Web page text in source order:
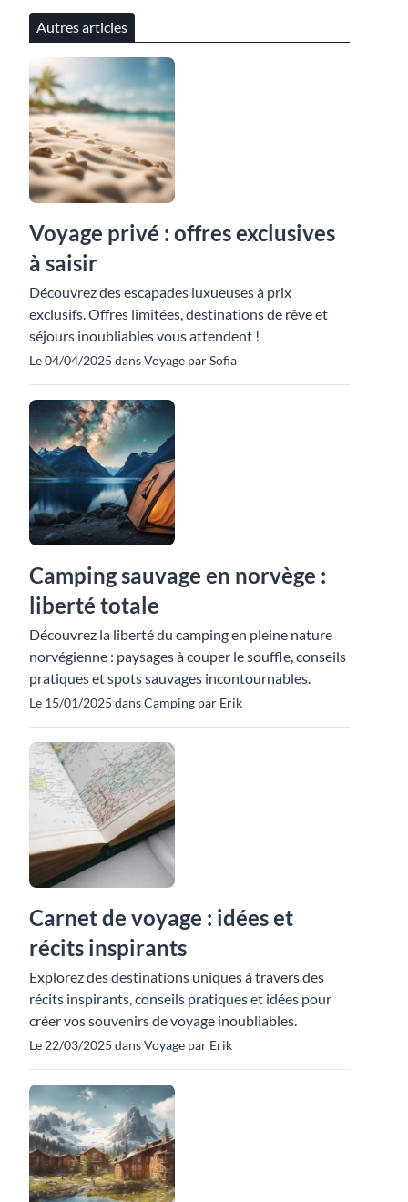
Autres articles
Voyage privé : offres exclusives
à saisir
Découvrez des escapades luxueuses à prix
exclusifs. Offres limitées, destinations de rêve et
séjours inoubliables vous attendent !
Le 04/04/2025 dans Voyage par Sofia
Camping sauvage en norvège :
liberté totale
Découvrez la liberté du camping en pleine nature
norvégienne : paysages à couper le souffle, conseils
pratiques et spots sauvages incontournables.
Le 15/01/2025 dans Camping par Erik
Carnet de voyage : idées et
récits inspirants
Explorez des destinations uniques à travers des
récits inspirants, conseils pratiques et idées pour
créer vos souvenirs de voyage inoubliables.
Le 22/03/2025 dans Voyage par Erik